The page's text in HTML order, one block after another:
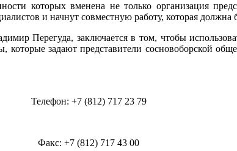
которых вменена не только организация
и начнут совместную работу, которая должна
Перегуда, заключается в том, чтобы
которые задают представители сосновоборской
Телефон: +7 (812) 717 23 79
Факс: +7 (812) 717 43 00